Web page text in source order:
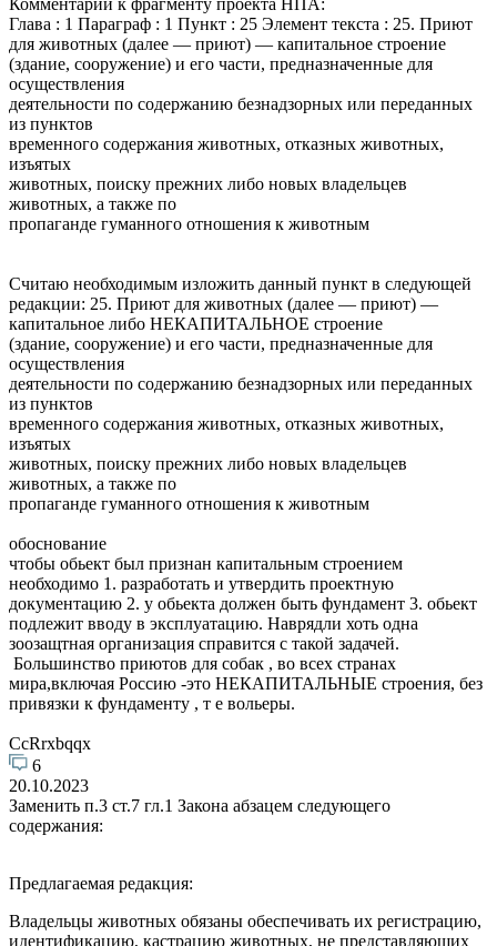
Глава : 1 Параграф : 1 Пункт : 25 Элемент текста : 25. Приют
для животных (далее — приют) — капитальное строение
(здание, сооружение) и его части, предназначенные для
осуществления
деятельности по содержанию безнадзорных или переданных
из пунктов
временного содержания животных, отказных животных,
изъятых
животных, поиску прежних либо новых владельцев
животных, а также по
пропаганде гуманного отношения к животным
Считаю необходимым изложить данный пункт в следующей
редакции: 25. Приют для животных (далее — приют) —
капитальное либо НЕКАПИТАЛЬНОЕ строение
(здание, сооружение) и его части, предназначенные для
осуществления
деятельности по содержанию безнадзорных или переданных
из пунктов
временного содержания животных, отказных животных,
изъятых
животных, поиску прежних либо новых владельцев
животных, а также по
пропаганде гуманного отношения к животным
обоснование
чтобы обьект был признан капитальным строением
необходимо 1. разработать и утвердить проектную
документацию 2. у обьекта должен быть фундамент 3. обьект
подлежит вводу в эксплуатацию. Наврядли хоть одна
зоозащтная организация справится с такой задачей.
Большинство приютов для собак , во всех странах
мира,включая Россию -это НЕКАПИТАЛЬНЫЕ строения, без
привязки к фундаменту , т е вольеры.
CcRrxbqqx
6
20.10.2023
Заменить п.3 ст.7 гл.1 Закона абзацем следующего
содержания:
Предлагаемая редакция:
Владельцы животных обязаны обеспечивать их регистрацию,
идентификацию, кастрацию животных, не представляющих